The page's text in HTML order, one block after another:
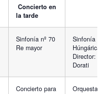
Concierto en
la tarde
Sinfonía nº 70
Re mayor
Sinfonía
Húngárica.
Director:
Dorati
Concierto para
Orquesta de